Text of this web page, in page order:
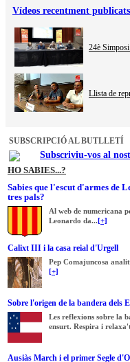
Vídeos recentment publicats
24è
Llista de
SUBSCRIPCIÓ AL BUTLLETÍ
Subscriviu-vos al
HO SABIES...?
Sabies que l'escut d'armes de
tres pals?
Al web de numericana
Leonardo da... [+]
Calixt III i la casa reial d'Urgell
Pep Comajuncosa
[+]
Sobre l'origen de la bandera dels
Les reflexions sobre la
ensurt. Respira i
Ausiàs March i el primer Segle